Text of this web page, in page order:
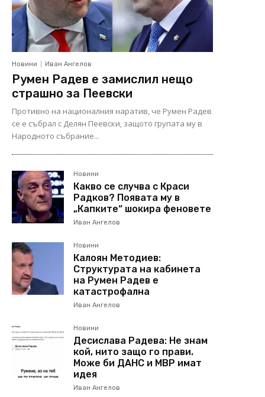
Новини Иван Ангелов
Румен Радев е замислил нещо
страшно за Пеевски
Противно на националния наратив, че Румен Радев
се е събрал с Делян Пеевски, защото групата му в
Народното събрание...
Новини
Какво се случва с Краси
Радков? Появата му в
„Капките“ шокира феновете
Иван Ангелов
Новини
Калоян Методиев:
Структурата на кабинета
на Румен Радев е
катастрофална
Иван Ангелов
Новини
Десислава Радева: Не знам
кой, нито защо го прави.
Може би ДАНС и МВР имат
идея
Иван Ангелов